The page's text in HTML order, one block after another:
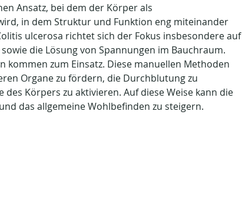
Ansatz, bei dem der Körper als
in dem Struktur und Funktion eng miteinander
ulcerosa richtet sich der Fokus insbesondere auf
die Lösung von Spannungen im Bauchraum.
kommen zum Einsatz. Diese manuellen Methoden
Organe zu fördern, die Durchblutung zu
Körpers zu aktivieren. Auf diese Weise kann die
das allgemeine Wohlbefinden zu steigern.